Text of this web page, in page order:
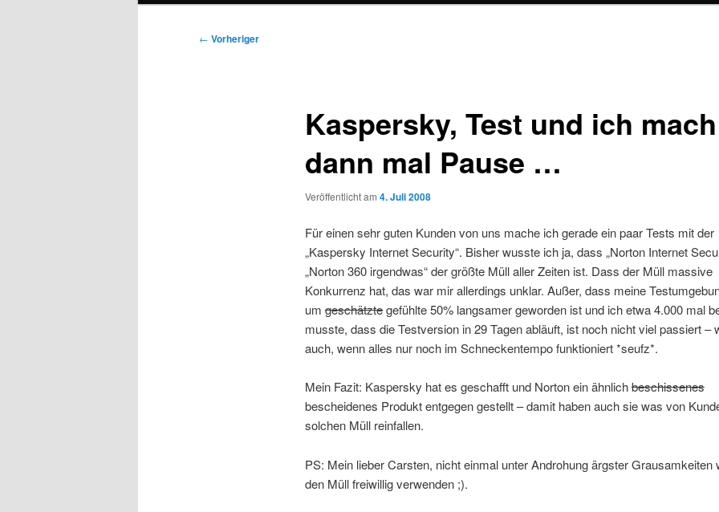
Beitragsnavigation
← Vorheriger
Kaspersky, Test und ich mach
dann mal Pause …
Veröffentlicht am 4. Juli 2008
Für einen sehr guten Kunden von uns mache ich gerade ein paar Tests mit der
„Kaspersky Internet Security“. Bisher wusste ich ja, dass „Norton Internet
„Norton 360 irgendwas“ der größte Müll aller Zeiten ist. Dass der Müll massive
Konkurrenz hat, das war mir allerdings unklar. Außer, dass meine
umgeschätztegefühlte 50% langsamer geworden ist und ich etwa 4.000 mal
musste, dass die Testversion in 29 Tagen abläuft, ist noch nicht viel passiert –
auch, wenn alles nur noch im Schneckentempo funktioniert *seufz*.
Mein Fazit: Kaspersky hat es geschafft und Norton ein ähnlichbeschissenes
bescheidenes Produkt entgegen gestellt – damit haben auch sie was von
solchen Müll reinfallen.
PS: Mein lieber Carsten, nicht einmal unter Androhung ärgster Grausamkeiten
den Müll freiwillig verwenden ;).